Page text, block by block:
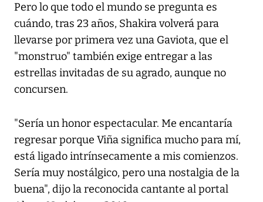
Pero lo que todo el mundo se pregunta es
cuándo, tras 23 años, Shakira volverá para
llevarse por primera vez una Gaviota, que el
"monstruo" también exige entregar a las
estrellas invitadas de su agrado, aunque no
concursen.
"Sería un honor espectacular. Me encantaría
regresar porque Viña significa mucho para mí,
está ligado intrínsecamente a mis comienzos.
Sería muy nostálgico, pero una nostalgia de la
buena", dijo la reconocida cantante al portal